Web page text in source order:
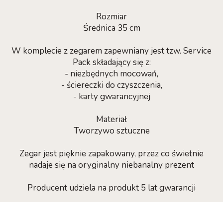
Rozmiar
Średnica 35 cm
W komplecie z zegarem zapewniany jest tzw. Service
Pack składający się z:
- niezbędnych mocowań,
- ściereczki do czyszczenia,
- karty gwarancyjnej
Materiał
Tworzywo sztuczne
Zegar jest pięknie zapakowany, przez co świetnie
nadaje się na oryginalny niebanalny prezent
Producent udziela na produkt 5 lat gwarancji